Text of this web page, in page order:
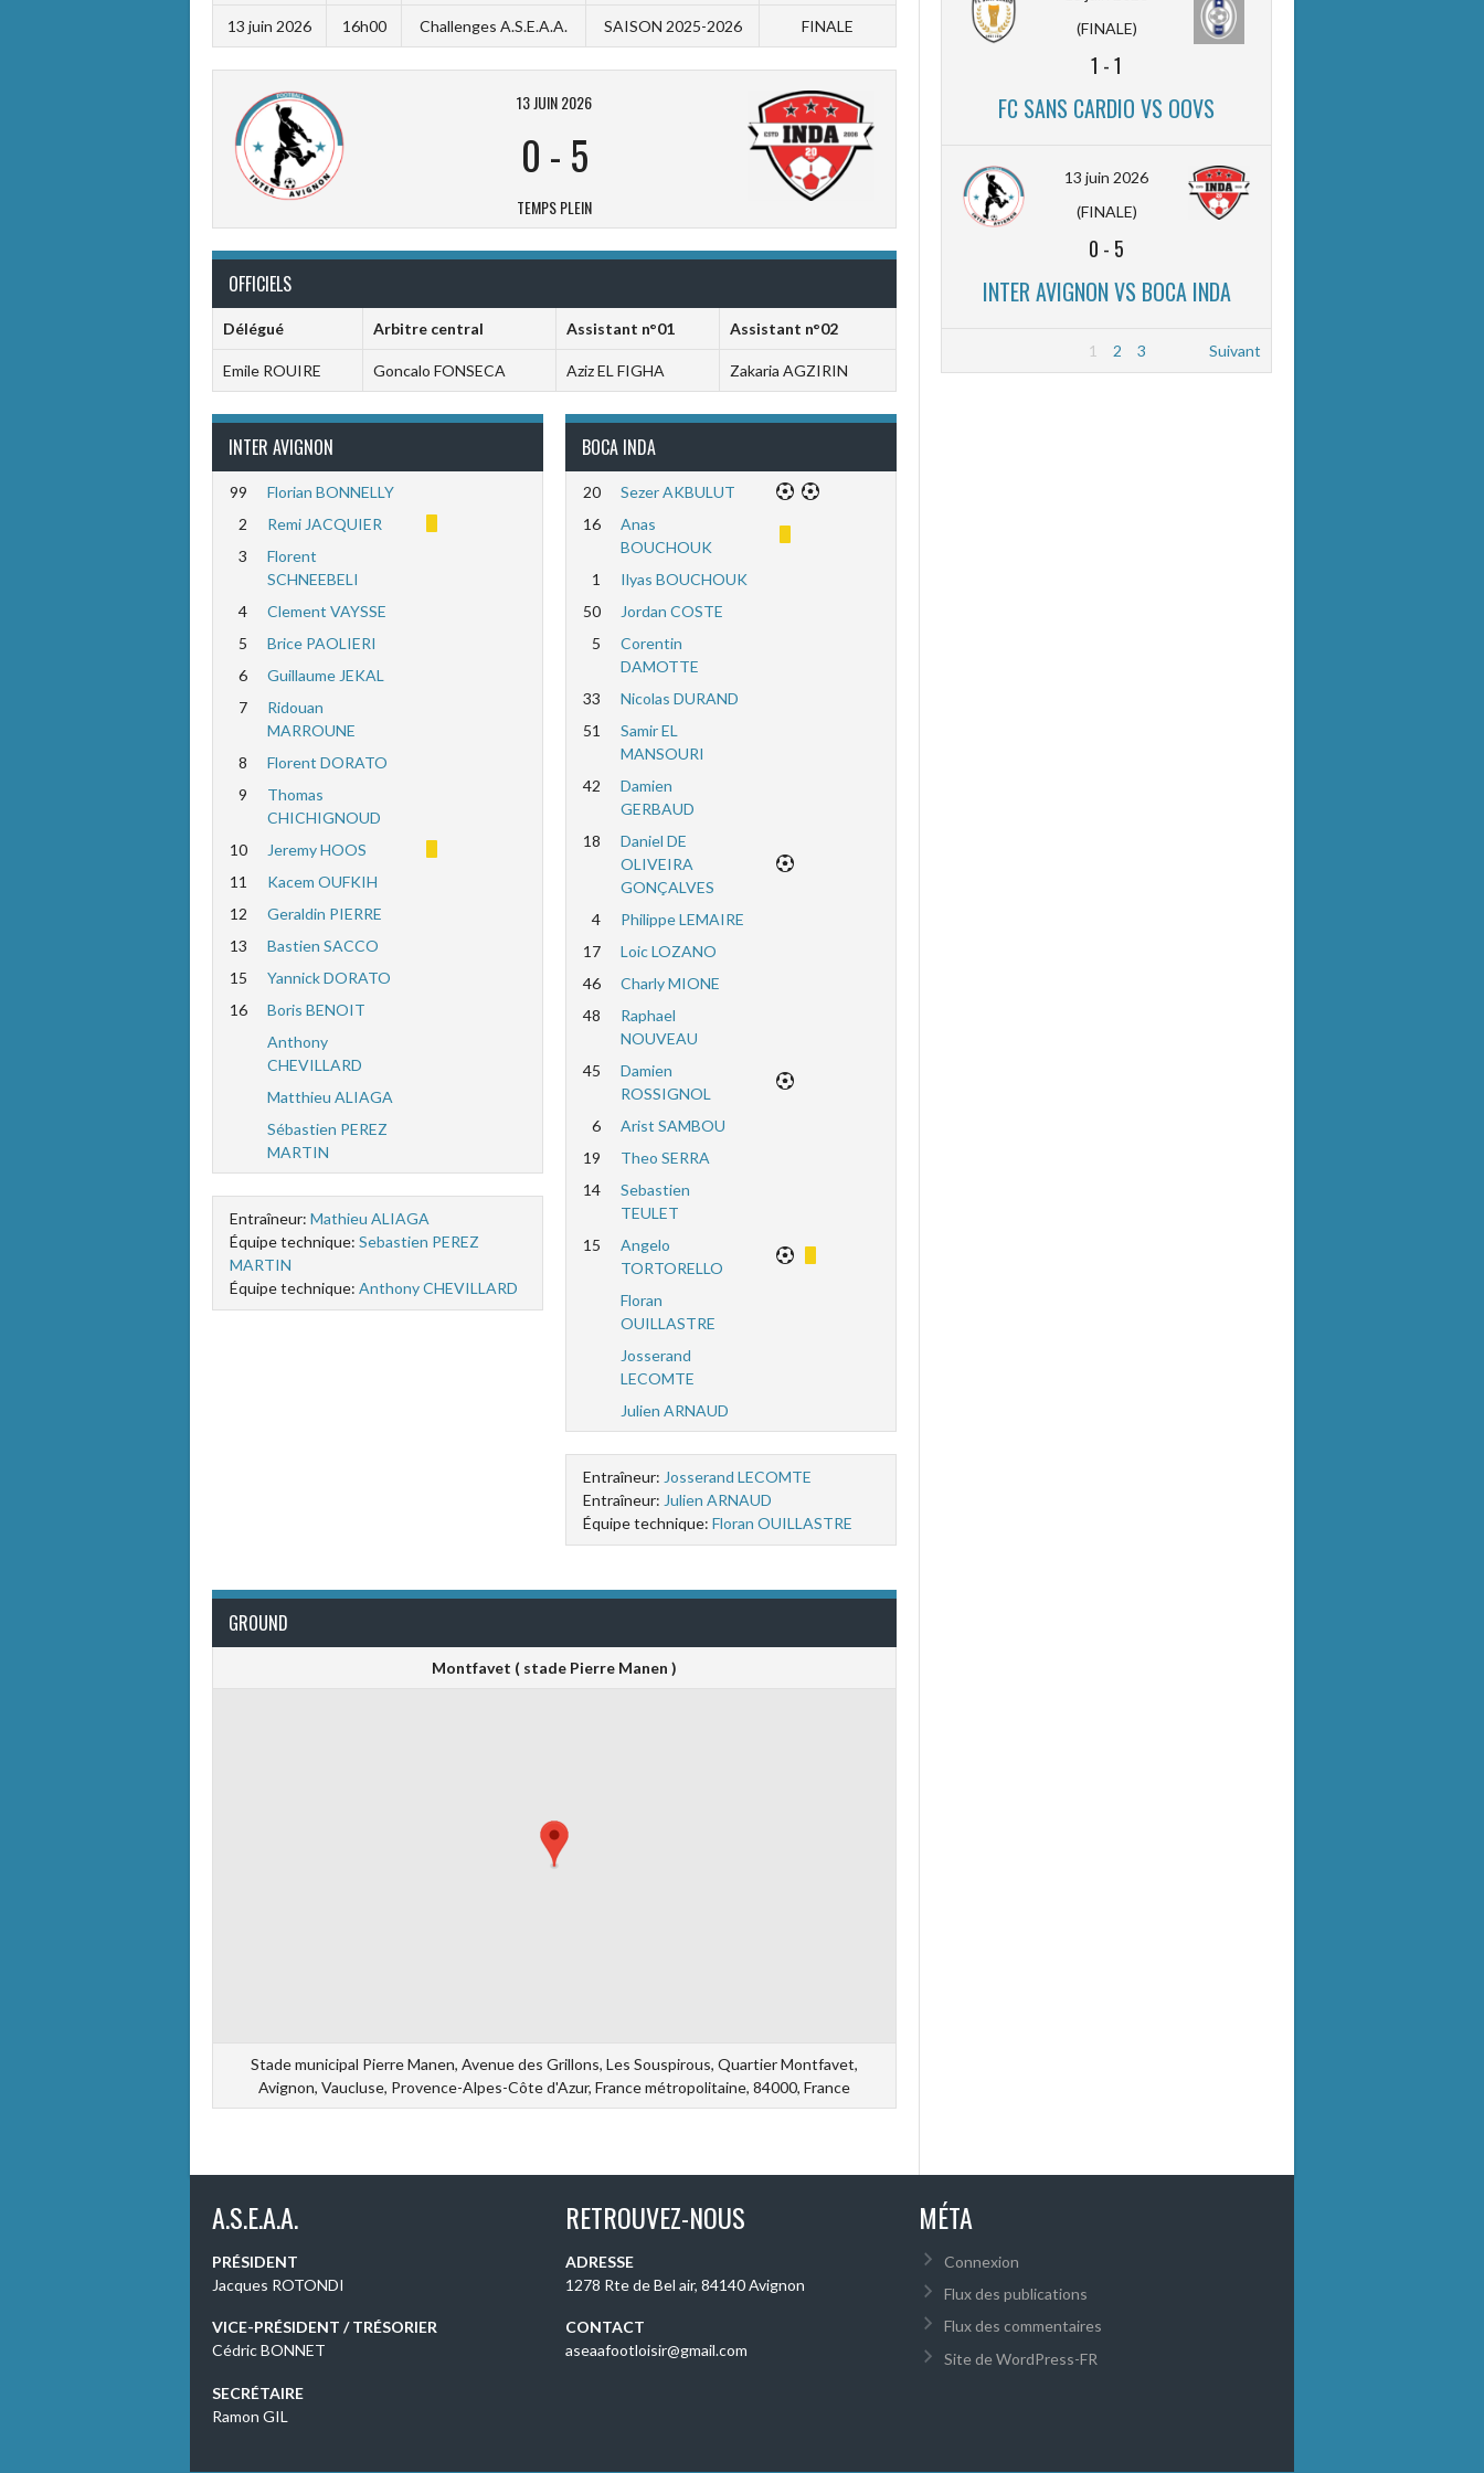
13 juin 2026 16h00 Challenges A.S.E.A.A. SAISON 2025-2026 FINALE
13 JUIN 2026
0 - 5
TEMPS PLEIN
OFFICIELS
Délégué Arbitre central Assistant n°01 Assistant n°02
Emile ROUIRE Goncalo FONSECA Aziz EL FIGHA Zakaria AGZIRIN
INTER AVIGNON
99
Florian BONNELLY
2
Remi JACQUIER
3
Florent
SCHNEEBELI
4
Clement VAYSSE
5
Brice PAOLIERI
6
Guillaume JEKAL
7
Ridouan
MARROUNE
8
Florent DORATO
9
Thomas
CHICHIGNOUD
10
Jeremy HOOS
11
Kacem OUFKIH
12
Geraldin PIERRE
13
Bastien SACCO
15
Yannick DORATO
16
Boris BENOIT
Anthony
CHEVILLARD
Matthieu ALIAGA
Sébastien PEREZ
MARTIN
Entraîneur: Mathieu ALIAGA
Équipe technique: Sebastien PEREZ
MARTIN
Équipe technique: Anthony CHEVILLARD
BOCA INDA
20
Sezer AKBULUT
16
Anas
BOUCHOUK
1
Ilyas BOUCHOUK
50
Jordan COSTE
5
Corentin
DAMOTTE
33
Nicolas DURAND
51
Samir EL
MANSOURI
42
Damien
GERBAUD
18
Daniel DE
OLIVEIRA
GONÇALVES
4
Philippe LEMAIRE
17
Loic LOZANO
46
Charly MIONE
48
Raphael
NOUVEAU
45
Damien
ROSSIGNOL
6
Arist SAMBOU
19
Theo SERRA
14
Sebastien
TEULET
15
Angelo
TORTORELLO
Floran
OUILLASTRE
Josserand
LECOMTE
Julien ARNAUD
Entraîneur: Josserand LECOMTE
Entraîneur: Julien ARNAUD
Équipe technique: Floran OUILLASTRE
GROUND
Montfavet ( stade Pierre Manen )
Stade municipal Pierre Manen, Avenue des Grillons, Les Souspirous, Quartier Montfavet,
Avignon, Vaucluse, Provence-Alpes-Côte d'Azur, France métropolitaine, 84000, France
(FINALE)
1 -1
FC SANS CARDIO VS OOVS
13 juin 2026
(FINALE)
0 - 5
INTER AVIGNON VS BOCA INDA
1 2 3 Suivant
A.S.E.A.A.
PRÉSIDENT
Jacques ROTONDI
VICE-PRÉSIDENT / TRÉSORIER
Cédric BONNET
SECRÉTAIRE
Ramon GIL
RETROUVEZ-NOUS
ADRESSE
1278 Rte de Bel air, 84140 Avignon
CONTACT
aseaafootloisir@gmail.com
MÉTA
Connexion
Flux des publications
Flux des commentaires
Site de WordPress-FR